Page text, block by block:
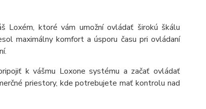
Loxém, ktoré vám umožní ovládať širokú škálu
maximálny komfort a úsporu času pri ovládaní
k vášmu Loxone systému a začať ovládať
priestory, kde potrebujete mať kontrolu nad